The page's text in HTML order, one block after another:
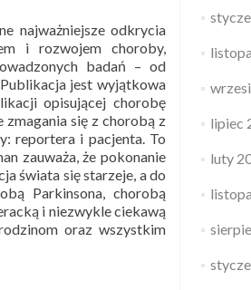
najważniejsze odkrycia
i rozwojem choroby,
badań – od
jest wyjątkowa
opisującej chorobę
zmagania się z chorobą z
reportera i pacjenta. To
zauważa, że pokonanie
świata się starzeje, a do
Parkinsona, chorobą
i niezwykle ciekawą
oraz wszystkim
lipiec
luty